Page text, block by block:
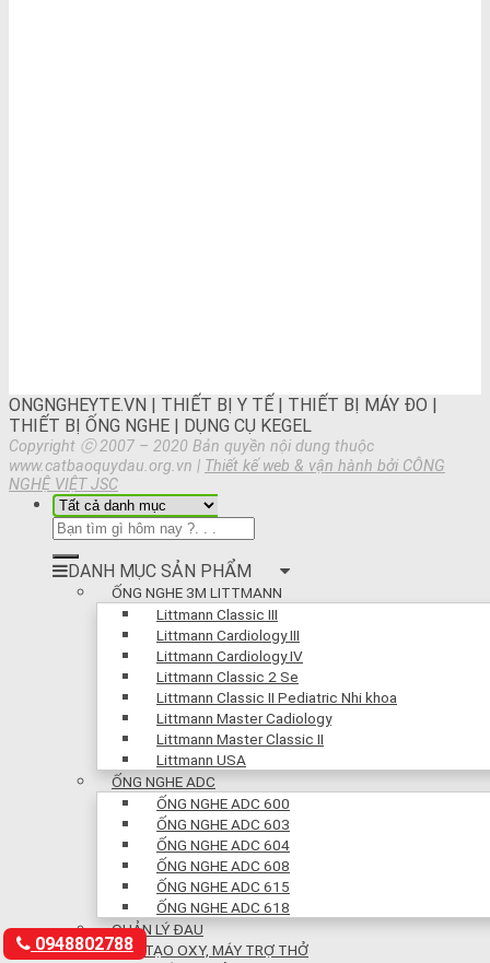
ONGNGHEYTE.VN | THIẾT BỊ Y TẾ | THIẾT BỊ MÁY ĐO |
THIẾT BỊ ỐNG NGHE | DỤNG CỤ KEGEL
Copyright ⓒ 2007 – 2020 Bản quyền nội dung thuộc
www.catbaoquydau.org.vn | Thiết kế web & vận hành bởi CÔNG
NGHỆ VIỆT JSC
DANH MỤC SẢN PHẨM
ỐNG NGHE 3M LITTMANN
Littmann Classic III
Littmann Cardiology III
Littmann Cardiology IV
Littmann Classic 2 Se
Littmann Classic II Pediatric Nhi khoa
Littmann Master Cadiology
Littmann Master Classic II
Littmann USA
ỐNG NGHE ADC
ỐNG NGHE ADC 600
ỐNG NGHE ADC 603
ỐNG NGHE ADC 604
ỐNG NGHE ADC 608
ỐNG NGHE ADC 615
ỐNG NGHE ADC 618
QUẢN LÝ ĐAU
MÁY TẠO OXY, MÁY TRỢ THỞ
0948802788